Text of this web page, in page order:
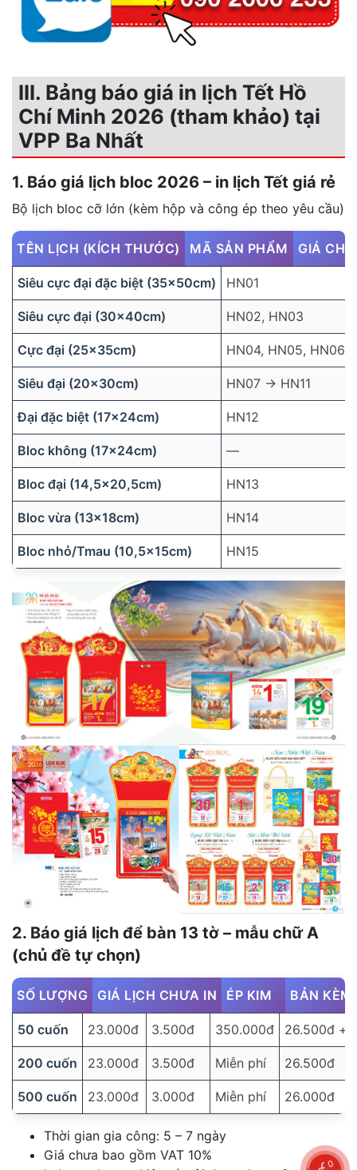
III. Bảng báo giá in lịch Tết Hồ
Chí Minh 2026 (tham khảo) tại
VPP Ba Nhất
1. Báo giá lịch bloc 2026 – in lịch Tết giá rẻ
Bộ lịch bloc cỡ lớn (kèm hộp và công ép theo yêu cầu)
TÊN LỊCH (KÍCH THƯỚC) MÃ SẢN PHẨM GIÁ
Siêu cực đại đặc biệt (35×50cm) HN01
Siêu cực đại (30×40cm) HN02, HN03
Cực đại (25×35cm) HN04, HN05, HN06
Siêu đại (20×30cm) HN07 → HN11
Đại đặc biệt (17×24cm) HN12
Bloc không (17×24cm) —
Bloc đại (14,5×20,5cm) HN13
Bloc vừa (13×18cm) HN14
Bloc nhỏ/Tmau (10,5×15cm) HN15
2. Báo giá lịch để bàn 13 tờ – mẫu chữ A
(chủ đề tự chọn)
SỐ LƯỢNG GIÁ LỊCH CHƯA IN ÉP KIM BẢN KÈM
50 cuốn 23.000đ 3.500đ 350.000đ 26.500đ +
200 cuốn 23.000đ 3.500đ Miễn phí 26.500đ
500 cuốn 23.000đ 3.000đ Miễn phí 26.000đ
Thời gian gia công: 5 – 7 ngày
Giá chưa bao gồm VAT 10%
0